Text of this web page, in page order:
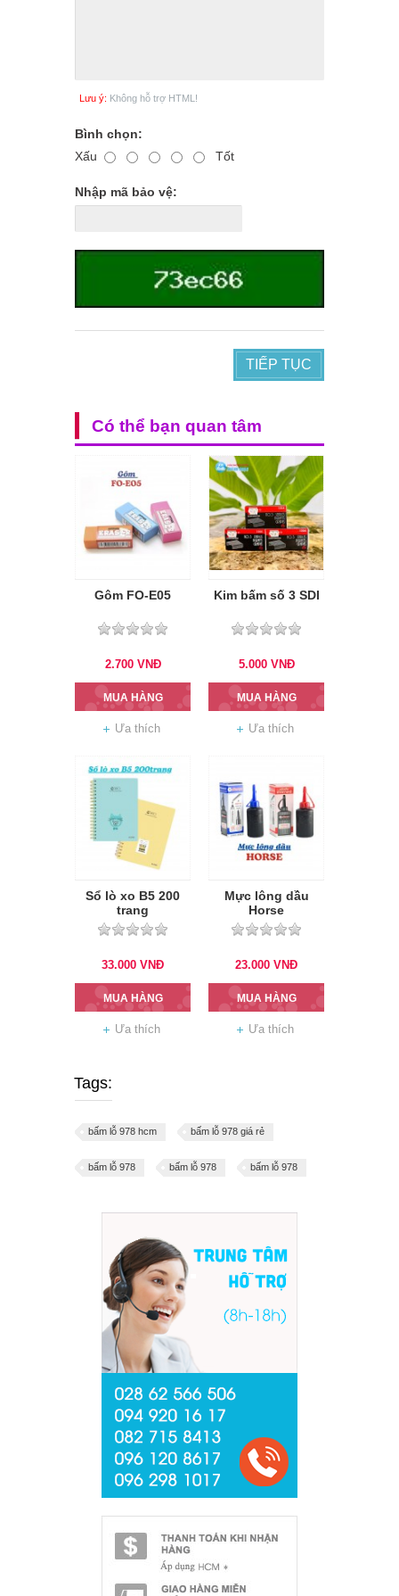
Lưu ý: Không hỗ trợ HTML!
Bình chọn:
Xấu
Tốt
Nhập mã bảo vệ:
TIẾP TỤC
Có thể bạn quan tâm
Gôm FO-E05
2.700 VNĐ
MUA HÀNG
Ưa thích
Kim bấm số 3 SDI
5.000 VNĐ
MUA HÀNG
Ưa thích
Sổ lò xo B5 200
trang
33.000 VNĐ
MUA HÀNG
Ưa thích
Mực lông dầu
Horse
23.000 VNĐ
MUA HÀNG
Ưa thích
Tags:
bấm lỗ 978 hcm bấm lỗ 978 giá rẻ
bấm lỗ 978 bấm lỗ 978 bấm lỗ 978